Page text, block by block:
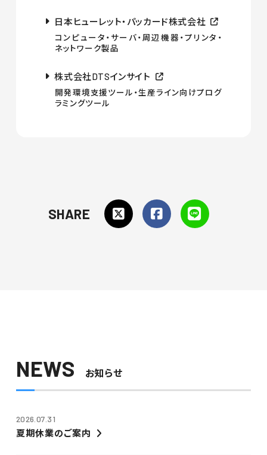
日本ヒューレット・パッカード株式会社
コンピュータ・サーバ・周辺機器・プリンタ・
ネットワーク製品
株式会社DTSインサイト
開発環境支援ツール・生産ライン向けプログ
ラミングツール
SHARE
NEWS お知らせ
2026.07.31
夏期休業のご案内